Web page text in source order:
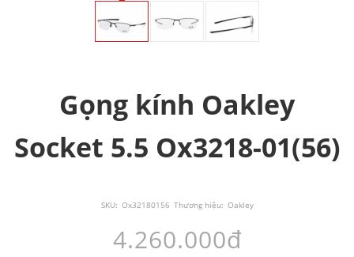
Gọng kính Oakley
Socket 5.5 Ox3218-01(56)
SKU: Ox32180156 Thương hiệu: Oakley
4.260.000đ